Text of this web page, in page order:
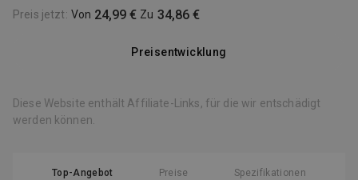
Preis jetzt: Von 24,99 € Zu 34,86 €
Preisentwicklung
Diese Website enthält Affiliate-Links, für die wir entschädigt
werden können.
Top-Angebot Preise Spezifikationen